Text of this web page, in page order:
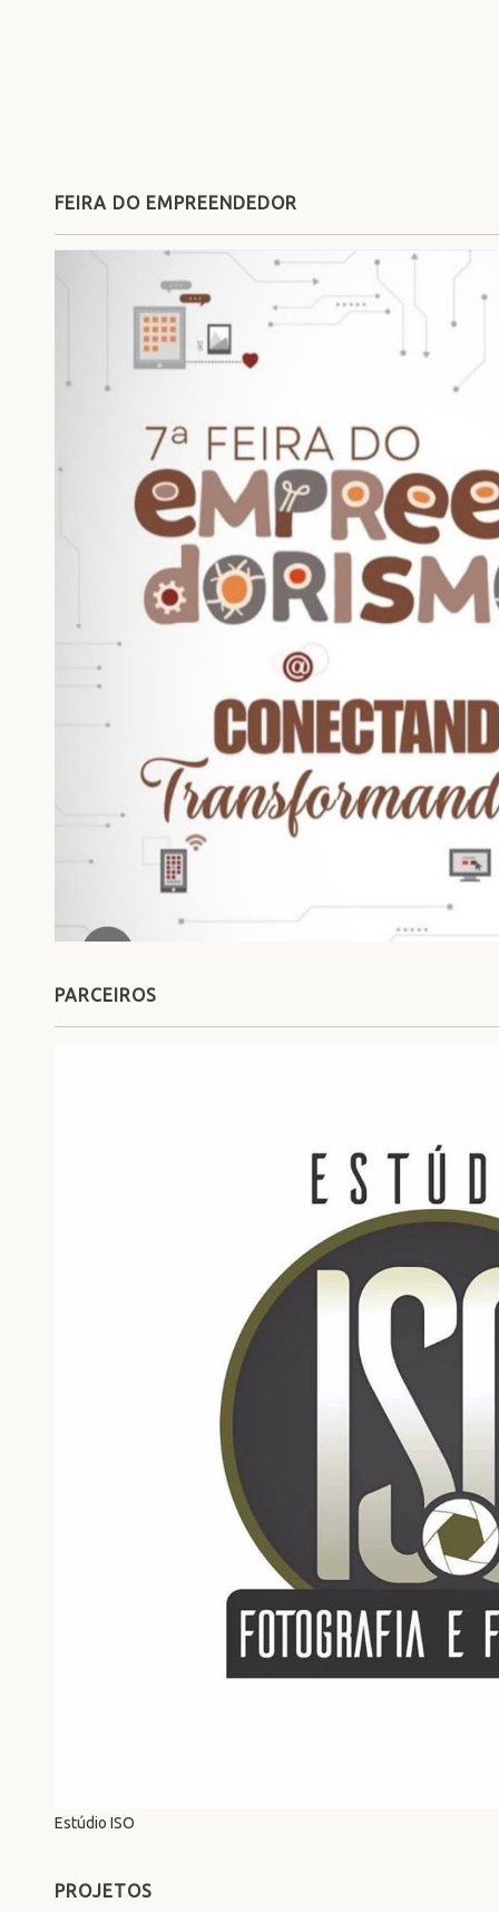
FEIRA DO EMPREENDEDOR
PARCEIROS
Estúdio ISO
PROJETOS